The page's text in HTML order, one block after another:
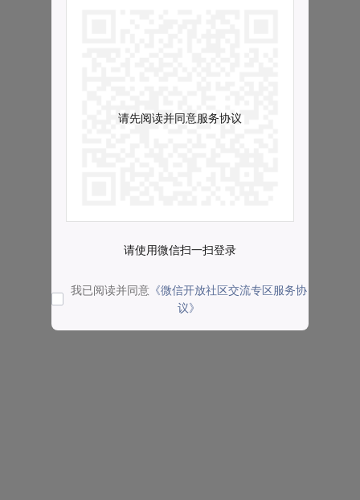
请先阅读并同意服务协议
请使用微信扫一扫登录
我已阅读并同意 《微信开放社区交流专区服务协
议》